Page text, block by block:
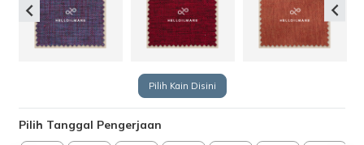
Pilih Kain Disini
Pilih Tanggal Pengerjaan